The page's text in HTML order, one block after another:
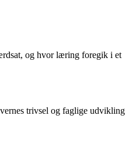
og hvor læring foregik i et
trivsel og faglige udvikling